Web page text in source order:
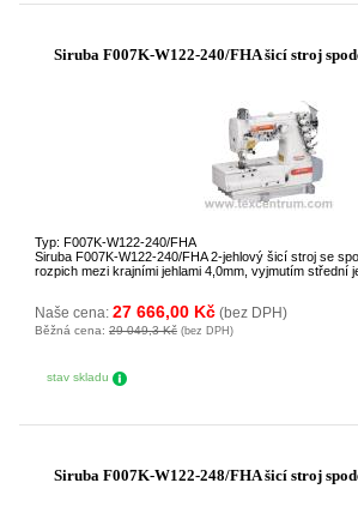
Siruba F007K-W122-240/FHA šicí stroj
Typ: F007K-W122-240/FHA
Siruba F007K-W122-240/FHA 2-jehlový šicí stroj se
rozpich mezi krajními jehlami 4,0mm, vyjmutím střední
Naše cena: 27 666,00 Kč (bez DPH)
Běžná cena: 29 049,3 Kč (bez DPH)
stav skladu
Siruba F007K-W122-248/FHA šicí stroj